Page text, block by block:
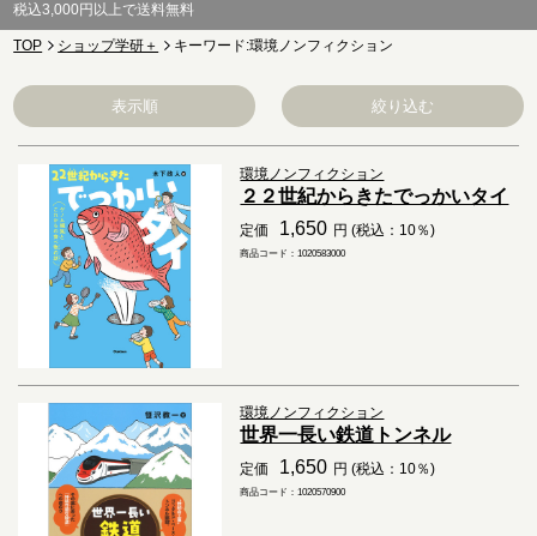
税込3,000円以上で送料無料
TOP ショップ学研＋ キーワード:環境ノンフィクション
表示順 絞り込む
環境ノンフィクション
２２世紀からきたでっかいタイ
定価 1,650 円 (税込：10％)
商品コード：1020583000
環境ノンフィクション
世界一長い鉄道トンネル
定価 1,650 円 (税込：10％)
商品コード：1020570900